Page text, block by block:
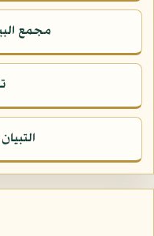
مجمع